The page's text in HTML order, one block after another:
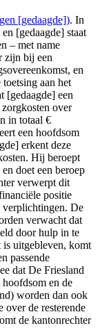
[gedaagde]). In
[gedaagde] staat
– met name
zijn bij een
en
aan het
[gedaagde] een
over
in totaal €
een hoofdsom
erkent deze
Hij beroept
doet een beroep
verwerpt dit
positie
verplichtingen. De
verwacht dat
door hulp in te
uitgebleven, komt
passende
dat De Friesland
en de
worden dan ook
over de resterende
de kantonrechter